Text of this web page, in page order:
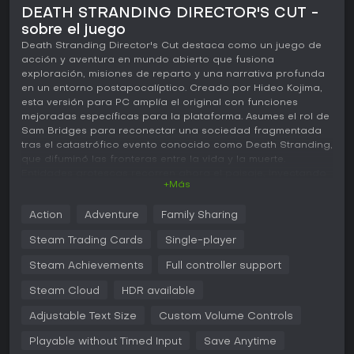
DEATH STRANDING DIRECTOR'S CUT -
sobre el juego
Death Stranding Director's Cut destaca como un juego de
acción y aventura en mundo abierto que fusiona
exploración, misiones de reparto y una narrativa profunda
en un entorno postapocalíptico. Creado por Hideo Kojima,
esta versión para PC amplía el original con funciones
mejoradas específicas para la plataforma. Asumes el rol de
Sam Bridges para reconectar una sociedad fragmentada
tras el catastrófico evento conocido como Death Stranding,
que difuminó las fronteras entre la vida y la muerte.
tensión a cada trayecto. La experiencia pone el énfasis en
convirtiendo cada paso en algo significativo en un mundo
cruzar terrenos accidentados mientras transportas carga
cargas a tu espalda y recurres a herramientas como
exoesqueletos y vehículos para sortear obstáculos como
ríos, montañas y zonas hostiles. Los encuentros con
+Más
Action Adventure Family Sharing
Steam Trading Cards Single-player
Steam Achievements Full controller support
Steam Cloud HDR available
Adjustable Text Size Custom Volume Controls
Playable without Timed Input Save Anytime